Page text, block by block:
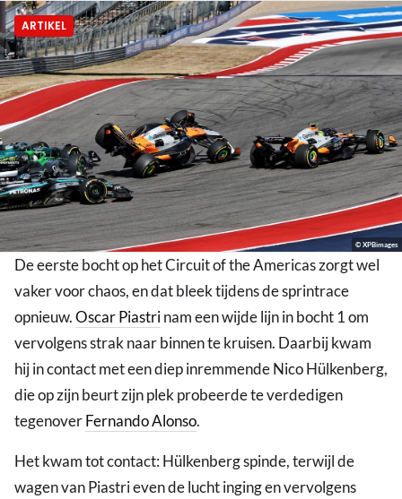
ARTIKEL
© XPBimages
De eerste bocht op het Circuit of the Americas zorgt wel
vaker voor chaos, en dat bleek tijdens de sprintrace
opnieuw.Oscar Piastrinam een wijde lijn in bocht 1 om
vervolgens strak naar binnen te kruisen. Daarbij kwam
hij in contact met een diep inremmende Nico Hülkenberg,
die op zijn beurt zijn plek probeerde te verdedigen
tegenoverFernando Alonso.
Het kwam tot contact: Hülkenberg spinde, terwijl de
wagen van Piastri even de lucht inging en vervolgens